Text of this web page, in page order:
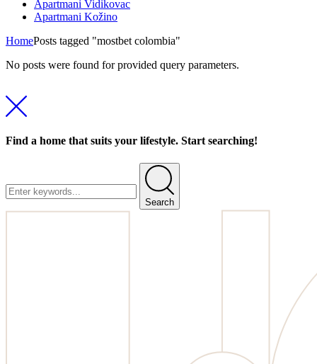
Apartmani Vidikovac
Apartmani Kožino
HomePosts tagged "mostbet colombia"
No posts were found for provided query parameters.
Find a home that suits your lifestyle. Start searching!
Search